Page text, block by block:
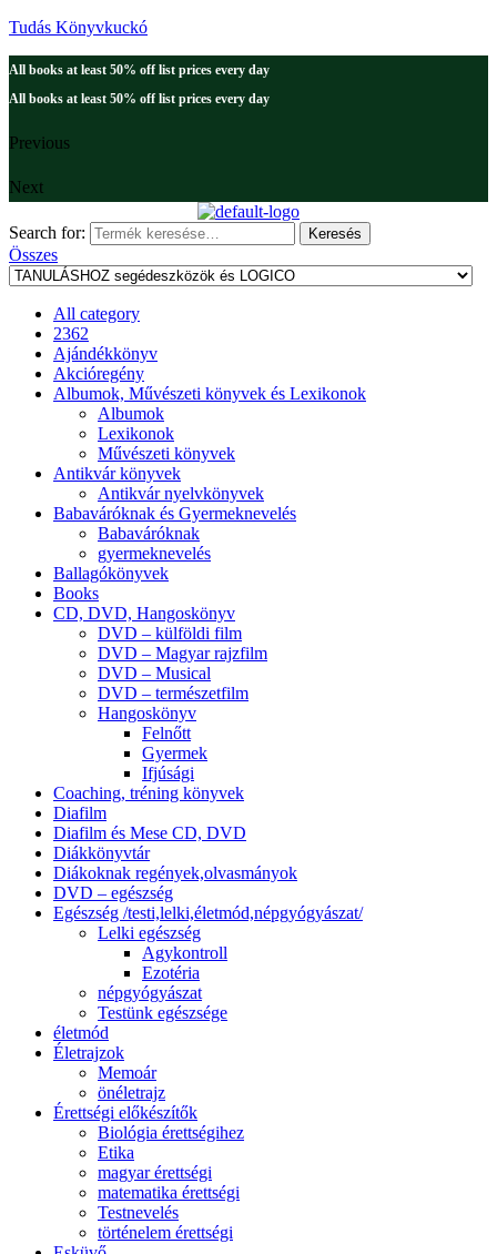
Tudás Könyvkuckó
All books at least 50% off list prices every day
All books at least 50% off list prices every day
Previous
Next
Search for: Keresés
Összes
All category
2362
Ajándékkönyv
Akcióregény
Albumok, Művészeti könyvek és Lexikonok
Albumok
Lexikonok
Művészeti könyvek
Antikvár könyvek
Antikvár nyelvkönyvek
Babaváróknak és Gyermeknevelés
Babaváróknak
gyermeknevelés
Ballagókönyvek
Books
CD, DVD, Hangoskönyv
DVD – külföldi film
DVD – Magyar rajzfilm
DVD – Musical
DVD – természetfilm
Hangoskönyv
Felnőtt
Gyermek
Ifjúsági
Coaching, tréning könyvek
Diafilm
Diafilm és Mese CD, DVD
Diákkönyvtár
Diákoknak regények,olvasmányok
DVD – egészség
Egészség /testi,lelki,életmód,népgyógyászat/
Lelki egészség
Agykontroll
Ezotéria
népgyógyászat
Testünk egészsége
életmód
Életrajzok
Memoár
önéletrajz
Érettségi előkészítők
Biológia érettségihez
Etika
magyar érettségi
matematika érettségi
Testnevelés
történelem érettségi